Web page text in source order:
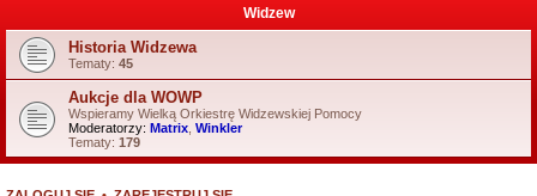
Widzew
Historia Widzewa
Tematy: 45
Aukcje dla WOWP
Wspieramy Wielką Orkiestrę Widzewskiej Pomocy
Moderatorzy: Matrix Winkler
Tematy: 179